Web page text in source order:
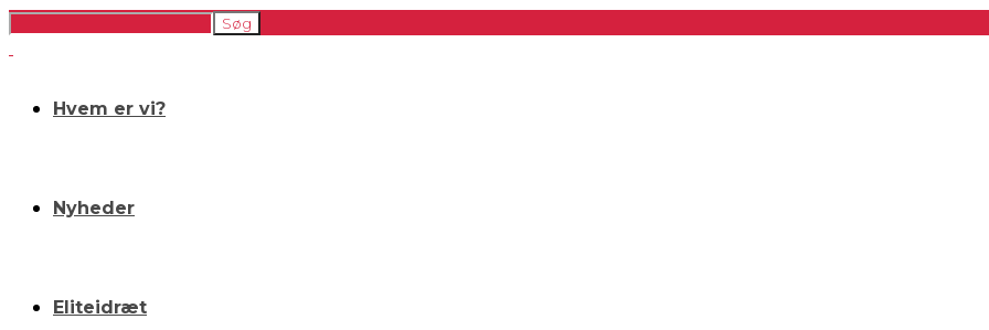
Hvem er vi?
Nyheder
Eliteidræt